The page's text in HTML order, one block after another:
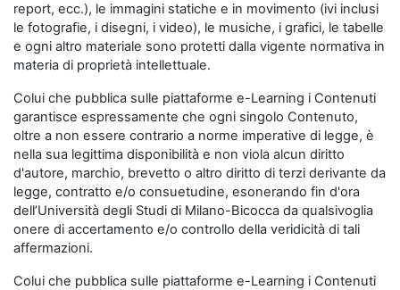
report, ecc.), le immagini statiche e in movimento (ivi inclusi
le fotografie, i disegni, i video), le musiche, i grafici, le tabelle
e ogni altro materiale sono protetti dalla vigente normativa in
materia di proprietà intellettuale.
Colui che pubblica sulle piattaforme e-Learning i Contenuti
garantisce espressamente che ogni singolo Contenuto,
oltre a non essere contrario a norme imperative di legge, è
nella sua legittima disponibilità e non viola alcun diritto
d'autore, marchio, brevetto o altro diritto di terzi derivante da
legge, contratto e/o consuetudine, esonerando fin d'ora
dell’Università degli Studi di Milano-Bicocca da qualsivoglia
onere di accertamento e/o controllo della veridicità di tali
affermazioni.
Colui che pubblica sulle piattaforme e-Learning i Contenuti